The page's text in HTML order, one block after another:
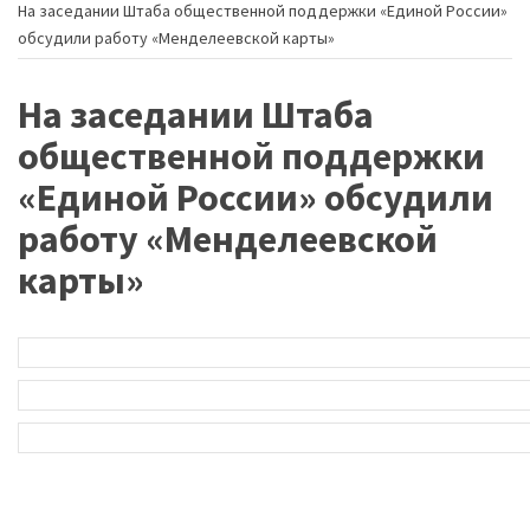
На заседании Штаба общественной поддержки «Единой России»
обсудили работу «Менделеевской карты»
На заседании Штаба
общественной поддержки
«Единой России» обсудили
работу «Менделеевской
карты»